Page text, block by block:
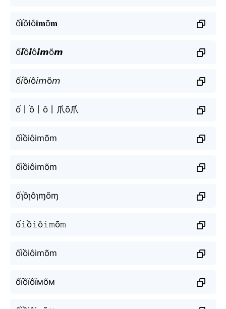
ố𝐢ồ𝐢ô𝐢𝐦õ𝐦
ố𝙞ồ𝙞ô𝙞𝙢õ𝙢
ố𝘪ồ𝘪ô𝘪𝘮õ𝘮
ố丨ồ丨ô丨爪õ爪
ốiồiôimõm
ốiồiôimõm
ốɿồɿôɿɱõɱ
ố𝚒ồ𝚒ô𝚒𝚖õ𝚖
ốiồiôimõm
ốїồїôїмõм